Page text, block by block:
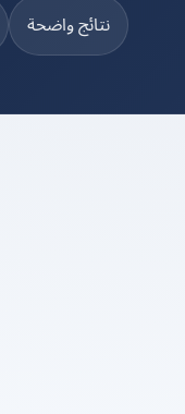
نتائج واضحة